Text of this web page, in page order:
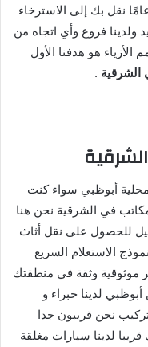
عمل محترف في الشرقية منذ 13 عامًا نقل بك إلى الاسترخاء
ولدينا فروع وأي اتجاه من
هو هدفنا الأول
الشرقية .
أبوظبي سواء كنت
في الشرقية نحن هنا
للحصول على نقل أثاث
الاستعلام السريع
موثوقية وثقة في منطقتك
لدينا خبراء و
نحن قريبون جدا
لدينا سيارات مغلقة